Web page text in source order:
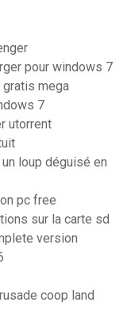
pour windows 7
gratis mega
7
utorrent
loup déguisé en
pc free
sur la carte sd
version
coop land